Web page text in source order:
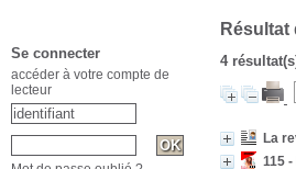
Résultat
4
La
115
Se connecter
accéder à votre compte de
lecteur